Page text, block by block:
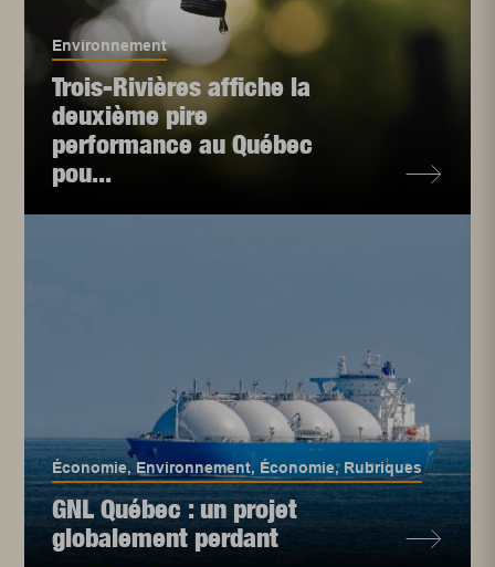
Environnement
Trois-Rivières affiche la
deuxième pire
performance au Québec
pou...
Économie, Environnement, Économie, Rubriques
GNL Québec : un projet
globalement perdant